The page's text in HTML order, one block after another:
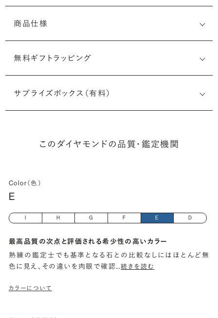
商品仕様
無料ギフトラッピング
サプライズボックス（有料）
このダイヤモンドの品質・鑑定機関
Color（色）
E
H G F E D
最高品質の次点と評価される希少性の高いカラー
熟練の鑑定士でも基準となる石との比較なしにはほとんど無
色に見え、その違いを肉眼で確認…続きを読む
カラーについて